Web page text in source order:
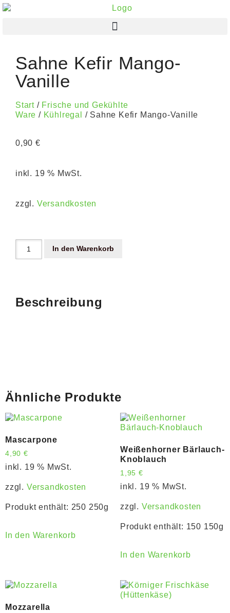
Sahne Kefir Mango-
Vanille
Start / Frische und Gekühlte
Ware / Kühlregal / Sahne Kefir Mango-Vanille
0,90 €
inkl. 19 % MwSt.
zzgl. Versandkosten
In den Warenkorb
Beschreibung
Ähnliche Produkte
Mascarpone
4,90 €
inkl. 19 % MwSt.
zzgl. Versandkosten
Produkt enthält: 250 250g
In den Warenkorb
Weißenhorner Bärlauch-
Knoblauch
1,95 €
inkl. 19 % MwSt.
zzgl. Versandkosten
Produkt enthält: 150 150g
In den Warenkorb
Mozzarella